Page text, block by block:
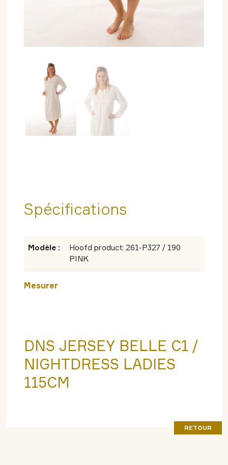
Spécifications
Modèle :
Hoofd product: 261-P327 / 190
PINK
Mesurer
DNS JERSEY BELLE C1 /
NIGHTDRESS LADIES
115CM
RETOUR